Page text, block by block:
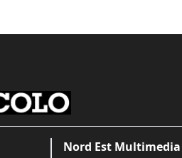
Nord Est Multimedia